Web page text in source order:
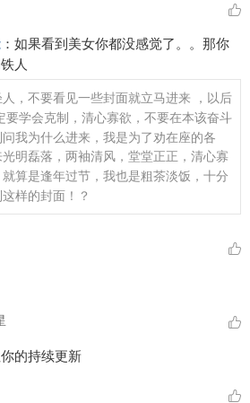
： 如果看到美女你都没感觉了。。那你
人
人，不要看见一些封面就立马进来 ，以后
要学会克制，清心寡欲，不要在本该奋斗
我为什么进来，我是为了劝在座的各
明磊落，两袖清风，堂堂正正，清心寡
算是逢年过节，我也是粗茶淡饭，十分
样的封面！？
的持续更新